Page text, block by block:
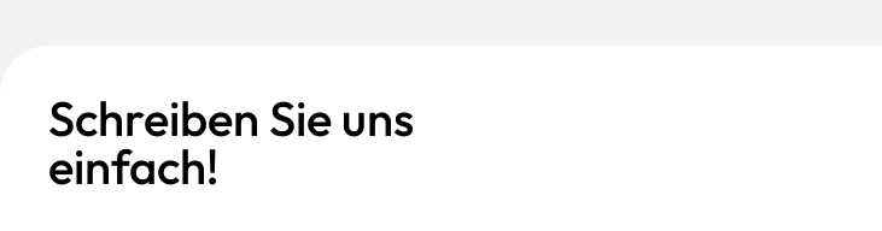
Schreiben Sie uns
einfach!